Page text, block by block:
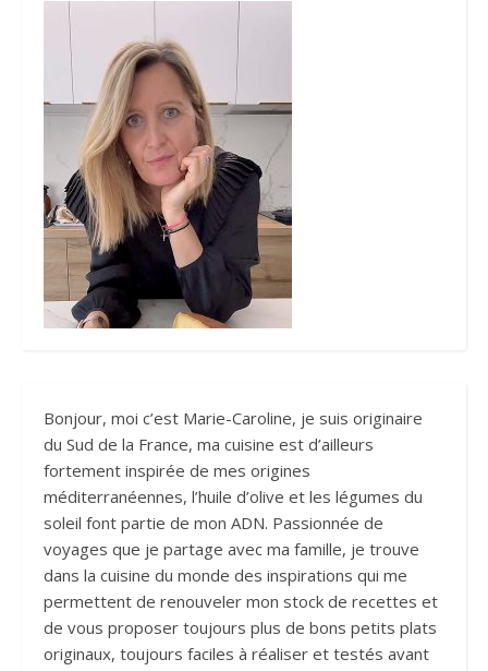
Bonjour, moi c’est Marie-Caroline, je suis originaire
du Sud de la France, ma cuisine est d’ailleurs
fortement inspirée de mes origines
méditerranéennes, l’huile d’olive et les légumes du
soleil font partie de mon ADN. Passionnée de
voyages que je partage avec ma famille, je trouve
dans la cuisine du monde des inspirations qui me
permettent de renouveler mon stock de recettes et
de vous proposer toujours plus de bons petits plats
originaux, toujours faciles à réaliser et testés avant